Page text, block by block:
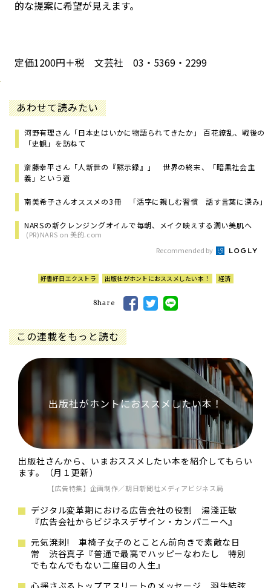
的な提案に希望が見えます。
定価1200円＋税 文芸社 03 ・ 5369 ・ 2299
あわせて読みたい
河野有理さん「日本史はいかに物語られてきたか」 百花繚乱、戦後の
「史観」を訪ねて
斎藤幸平さん「人新世の『黙示録』」 世界の終末、「暗黒社会主
義」という道
南美希子さんオススメの3冊 「活字に親しむ習慣 話す言葉に深み」
NARSの新クレンジングオイルで毎朝、メイク映えする潤い美肌へ
(PR)NARS on 美的.com
Recommended by
好書好日エクストラ 出版社がホントにおススメしたい本！ 経済
Share
この連載をもっと読む
出版社がホントにおススメしたい本！
出版社さんから、いまおススメしたい本を紹介してもらい
ます。（月１更新）
【広告特集】企画制作／朝日新聞社メディアビジネス局
デジタル変革期における広告会社の役割 湯淺正敏
『広告会社からビジネスデザイン・カンパニーへ』
元気溌剌! 車椅子女子のとことん前向きで素敵な日
常 渋谷真子『普通で最高でハッピーなわたし 特別
でもなんでもない二度目の人生』
心揺さぶるトップアスリートのメッセージ 羽生結弦